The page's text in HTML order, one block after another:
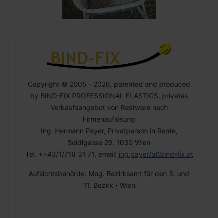
Copyright © 2005 - 2026, patented and produced
by BIND-FIX PROFESSIONAL ELASTICS, privates
Verkaufsangebot von Restware nach
Firmenauflösung
Ing. Hermann Payer, Privatperson in Rente,
Seidlgasse 29, 1030 Wien
Tel. ++43/1/718 31 71, email: ing.payer/at\bind-fix.at
Aufsichtsbehörde: Mag. Bezirksamt für den 3. und
11. Bezirk / Wien